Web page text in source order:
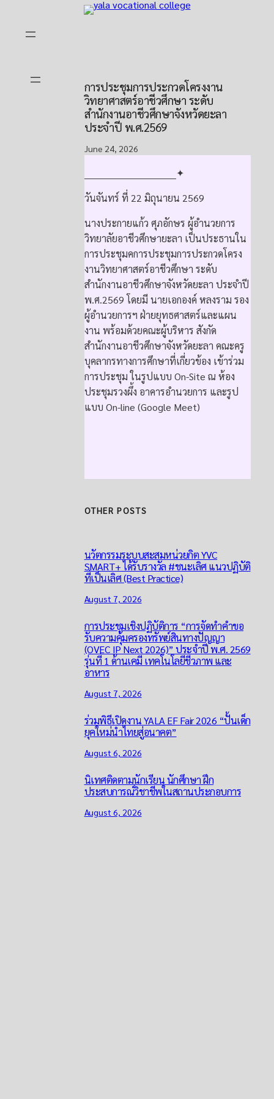
การประชุมการประกวดโครงงาน
วิทยาศาสตร์อาชีวศึกษา ระดับ
สำนักงานอาชีวศึกษาจังหวัดยะลา
ประจำปี พ.ศ.2569
June 24, 2026
______________________________✦
วันจันทร์ ที่ 22 มิถุนายน 2569
นางประกายแก้ว ศุภอักษร ผู้อำนวยการ
วิทยาลัยอาชีวศึกษายะลา เป็นประธานใน
การประชุมคการประชุมการประกวดโครง
งานวิทยาศาสตร์อาชีวศึกษา ระดับ
สำนักงานอาชีวศึกษาจังหวัดยะลา ประจำปี
พ.ศ.2569 โดยมี นายเอกองค์ หลงราม รอง
ผู้อำนวยการฯ ฝ่ายยุทธศาสตร์และแผน
งาน พร้อมด้วยคณะผู้บริหาร สังกัด
สำนักงานอาชีวศึกษาจังหวัดยะลา คณะครู
บุคลากรทางการศึกษาที่เกี่ยวข้อง เข้าร่วม
การประชุม ในรูปแบบ On-Site ณ ห้อง
ประชุมรวงผึ้ง อาคารอำนวยการ และรูป
แบบ On-line (Google Meet)
OTHER POSTS
นวัตกรรมระบบสะสมหน่วยกิต YVC
SMART+ ได้รับรางวัล #ชนะเลิศ แนวปฏิบัติ
ที่เป็นเลิศ (Best Practice)
August 7, 2026
การประชุมเชิงปฏิบัติการ “การจัดทำคำขอ
รับความคุ้มครองทรัพย์สินทางปัญญา
(OVEC IP Next 2026)” ประจำปี พ.ศ. 2569
รุ่นที่ 1 ด้านเคมี เทคโนโลยีชีวภาพ และ
อาหาร
August 7, 2026
ร่วมพิธีเปิดงาน YALA EF Fair 2026 “ปั้นเด็ก
ยุคใหม่นำไทยสู่อนาคต”
August 6, 2026
นิเทศติดตามนักเรียน นักศึกษา ฝึก
ประสบการณ์วิชาชีพในสถานประกอบการ
August 6, 2026